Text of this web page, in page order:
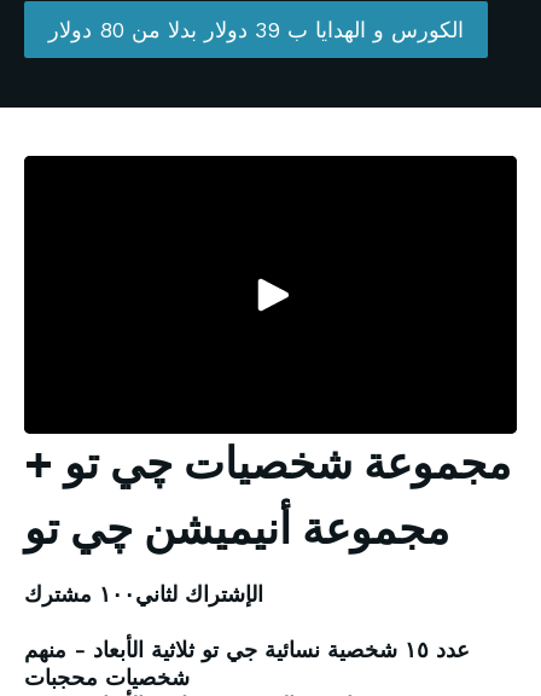
الكورس و الهدايا ب 39 دولار بدلا من 80 دولار
مجموعة شخصيات چي تو +
مجموعة أنيميشن چي تو
عدد ١٥ شخصية نسائية جي تو ثلاثية الأبعاد - منهم
شخصيات محجبات